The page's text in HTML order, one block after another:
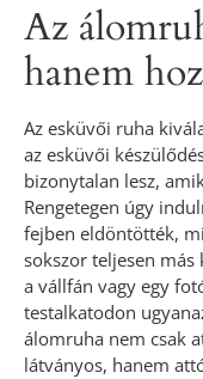
Az
hanem
Az esküvői ruha
az esküvői
bizonytalan lesz,
Rengetegen úgy
fejben eldöntötték,
sokszor teljesen
a vállfán vagy egy
testalkatodon
álomruha nem csak
látványos, hanem